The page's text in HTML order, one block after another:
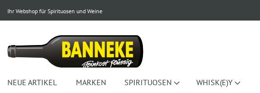
Ihr Webshop für Spirituosen und Weine
NEUE ARTIKEL MARKEN SPIRITUOSEN WHISK(E)Y